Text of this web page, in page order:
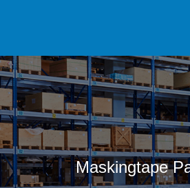
Maskingtape